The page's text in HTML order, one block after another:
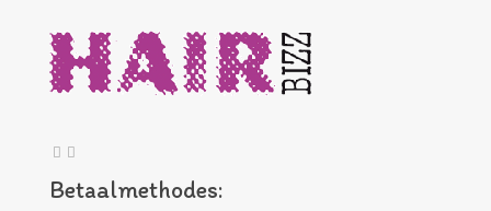
Betaalmethodes: